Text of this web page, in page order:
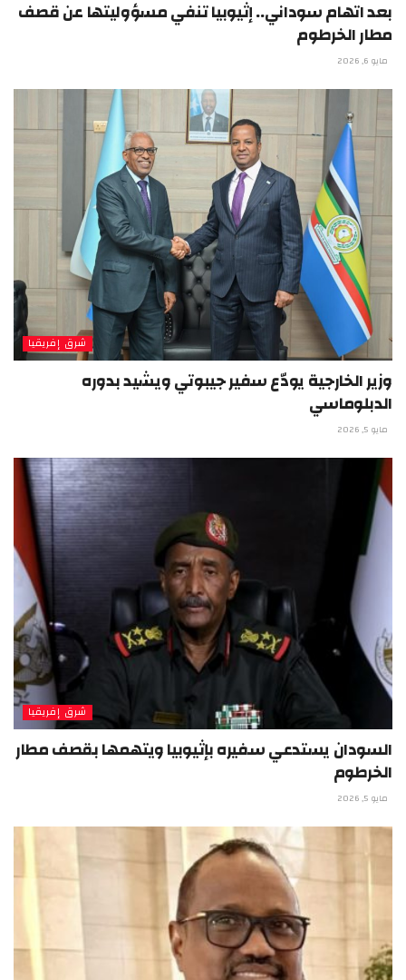
بعد اتهام سوداني.. إثيوبيا تنفي مسؤوليتها عن قصف
مطار الخرطوم
مايو 6, 2026
شرق إفريقيا
وزير الخارجية يودّع سفير جيبوتي ويشيد بدوره
الدبلوماسي
مايو 5, 2026
شرق إفريقيا
السودان يستدعي سفيره بإثيوبيا ويتهمها بقصف مطار
الخرطوم
مايو 5, 2026